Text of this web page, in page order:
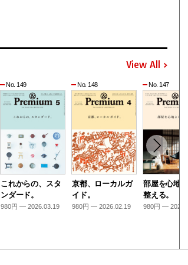
View All
No. 149
これからの、スタ
ンダード。
980円 — 2026.03.19
No. 148
京都、ローカルガ
イド。
980円 — 2026.02.19
No. 147
部屋を心地よ
整える。
980円 —